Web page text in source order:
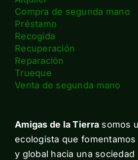
Compra de segunda mano
Préstamo
Recogida
Recuperación
Reparación
Trueque
Venta de segunda mano
Amigas de la Tierra somos
ecologista que
y global hacia una